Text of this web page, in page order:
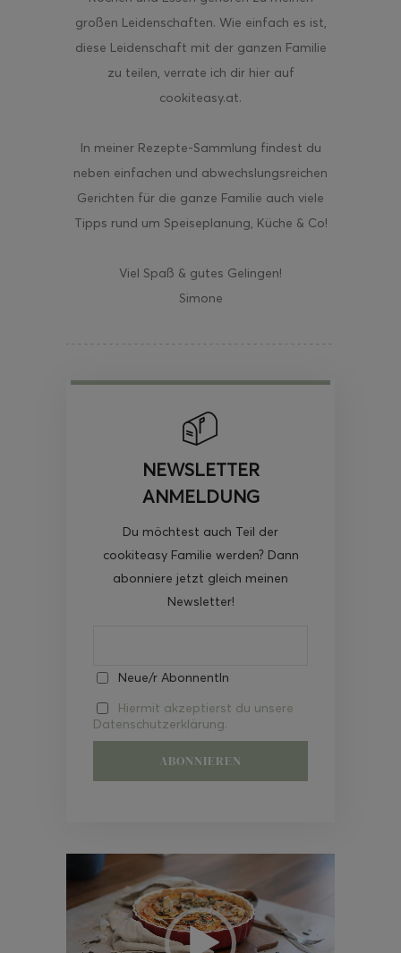
großen Leidenschaften. Wie einfach es ist,
diese Leidenschaft mit der ganzen Familie
zu teilen, verrate ich dir hier auf
cookiteasy.at.
In meiner Rezepte-Sammlung findest du
neben einfachen und abwechslungsreichen
Gerichten für die ganze Familie auch viele
Tipps rund um Speiseplanung, Küche & Co!
Viel Spaß & gutes Gelingen!
Simone
NEWSLETTER
ANMELDUNG
Du möchtest auch Teil der
cookiteasy Familie werden? Dann
abonniere jetzt gleich meinen
Newsletter!
Neue/r AbonnentIn
Hiermit akzeptierst du unsere
Datenschutzerklärung.
Video-